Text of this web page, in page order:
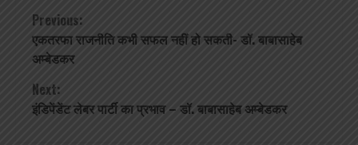
Continue
Reading
Previous:
एकतरफा राजनीति कभी सफल नहीं हो सकती- डॉ. बाबासाहेब
अम्बेडकर
Next:
इंडिपेंडेंट लेबर पार्टी का प्रभाव – डॉ. बाबासाहेब अम्बेडकर